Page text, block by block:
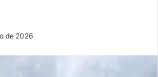
de 2026